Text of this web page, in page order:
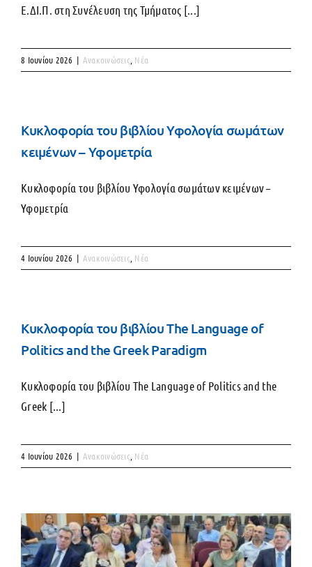
Ε.ΔΙ.Π. στη Συνέλευση της Τμήματος [...]
8 Ιουνίου 2026 | Ανακοινώσεις Νέα
Κυκλοφορία του βιβλίου Υφολογία σωμάτων
κειμένων – Υφομετρία
Κυκλοφορία του βιβλίου Υφολογία σωμάτων κειμένων –
Υφομετρία
4 Ιουνίου 2026 | Ανακοινώσεις Νέα
Κυκλοφορία του βιβλίου The Language of
Politics and the Greek Paradigm
Κυκλοφορία του βιβλίου The Language of Politics and the
Greek [...]
4 Ιουνίου 2026 | Ανακοινώσεις Νέα